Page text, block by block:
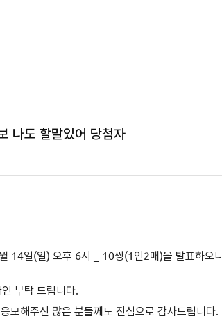
나도 할말있어 당첨자
월 14일(일) 오후 6시 _ 10쌍(1인2매)을 발표하오니
부탁 드립니다.
모해주신 많은 분들께도 진심으로 감사드립니다.